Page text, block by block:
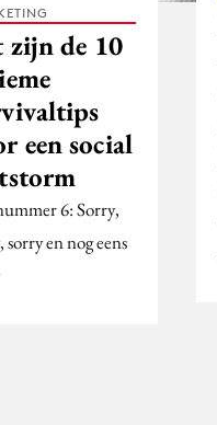
de 10
een social
6: Sorry,
sorry en nog eens